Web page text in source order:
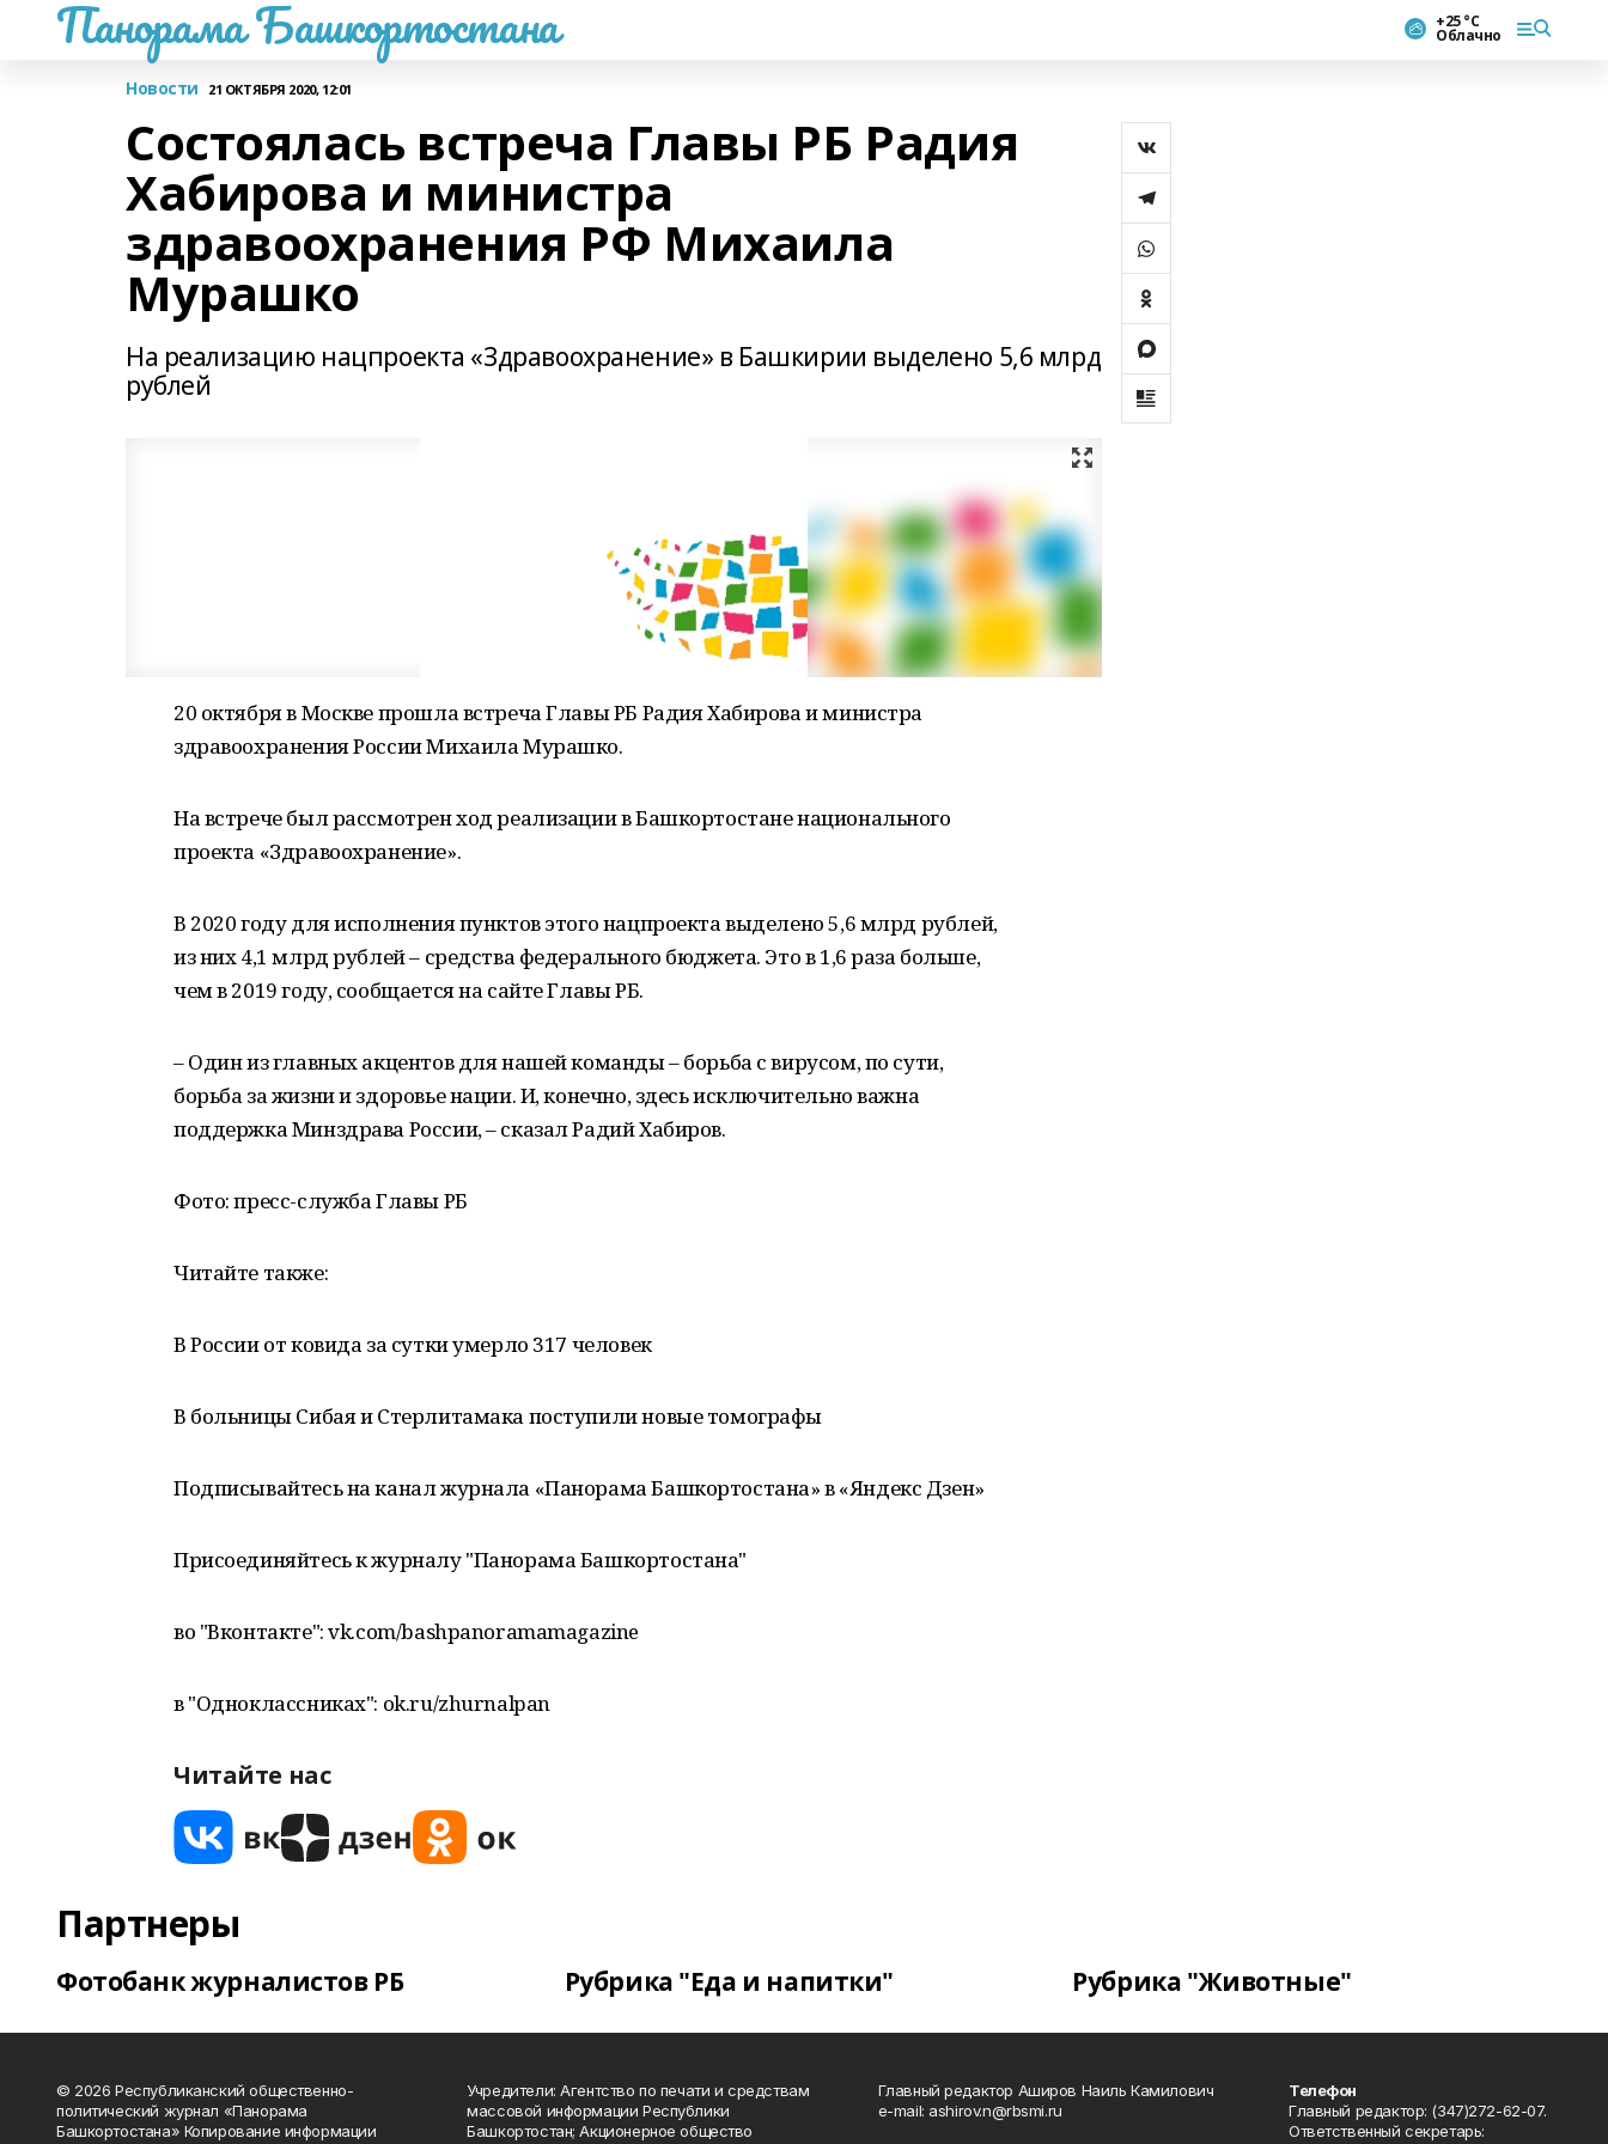
Панорама Башкортостана +25 °С
Облачно
Новости 21 ОКТЯБРЯ 2020, 12:01
Состоялась встреча Главы РБ Радия
Хабирова и министра
здравоохранения РФ Михаила
Мурашко
На реализацию нацпроекта «Здравоохранение» в Башкирии выделено 5,6 млрд
рублей
20 октября в Москве прошла встреча Главы РБ Радия Хабирова и министра
здравоохранения России Михаила Мурашко.
На встрече был рассмотрен ход реализации в Башкортостане национального
проекта «Здравоохранение».
В 2020 году для исполнения пунктов этого нацпроекта выделено 5,6 млрд рублей,
из них 4,1 млрд рублей – средства федерального бюджета. Это в 1,6 раза больше,
чем в 2019 году, сообщается на сайте Главы РБ.
– Один из главных акцентов для нашей команды – борьба с вирусом, по сути,
борьба за жизни и здоровье нации. И, конечно, здесь исключительно важна
поддержка Минздрава России, – сказал Радий Хабиров.
Фото: пресс-служба Главы РБ
Читайте также:
В России от ковида за сутки умерло 317 человек
В больницы Сибая и Стерлитамака поступили новые томографы
Подписывайтесь на канал журнала «Панорама Башкортостана» в «Яндекс Дзен»
Присоединяйтесь к журналу "Панорама Башкортостана"
во "Вконтакте": vk.com/bashpanoramamagazine
в "Одноклассниках": ok.ru/zhurnalpan
Читайте нас
Партнеры
Фотобанк журналистов РБ Рубрика "Еда и напитки" Рубрика "Животные"
© 2026 Республиканский общественно-
политический журнал «Панорама
Башкортостана» Копирование информации
Учредители: Агентство по печати и средствам
массовой информации Республики
Башкортостан; Акционерное общество
Главный редактор Аширов Наиль Камилович
e-mail: ashirov.n@rbsmi.ru
Телефон
Главный редактор: (347)272-62-07.
Ответственный секретарь: